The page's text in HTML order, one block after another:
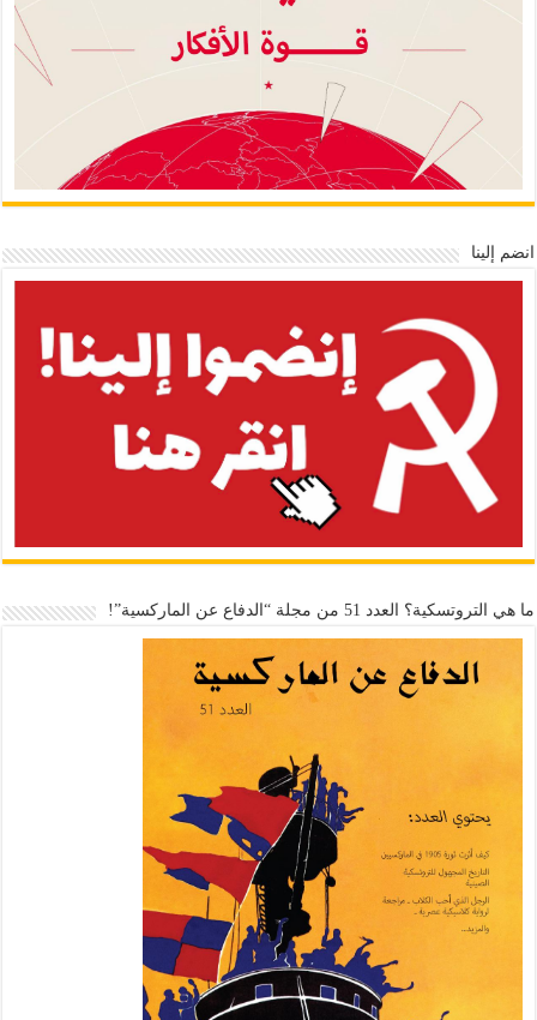
انضم إلينا
ما هي التروتسكية؟ العدد 51 من مجلة “الدفاع عن الماركسية”!